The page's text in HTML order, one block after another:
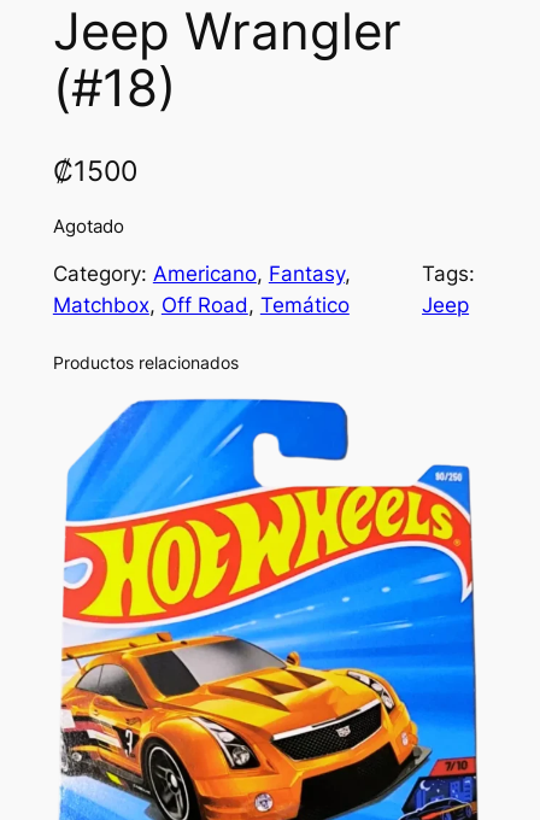
Jeep Wrangler
(#18)
₡1500
Agotado
Category: Americano, Fantasy
Matchbox, Off Road, Temático
Tags:
Jeep
Productos relacionados